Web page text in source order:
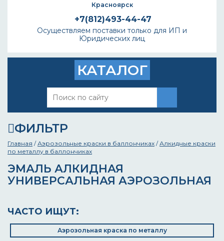
Красноярск
+7(812)493-44-47
Осуществляем поставки только для ИП и
Юридических лиц
КАТАЛОГ
ФИЛЬТР
Главная /Аэрозольные краски в баллончиках /Алкидные краски
по металлу в баллончиках
ЭМАЛЬ АЛКИДНАЯ
УНИВЕРСАЛЬНАЯ АЭРОЗОЛЬНАЯ
ЧАСТО ИЩУТ:
Аэрозольная краска по металлу